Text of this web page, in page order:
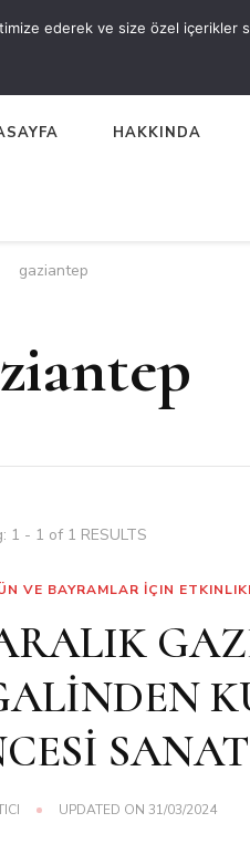
ÖNCESİ
HAKKINDA
gaziantep
1 - 1 of 1 RESULTS
VE BAYRAMLAR İÇIN
UPDATED ON 31/03/2024
ederek ve size özel içerikler